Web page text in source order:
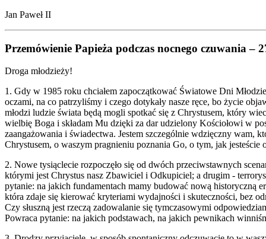
Jan Paweł II
Przemówienie Papieża podczas nocnego czuwania –
Droga młodzieży!
1. Gdy w 1985 roku chciałem zapoczątkować Światowe Dni
oczami, na co patrzyliśmy i czego dotykały nasze ręce, bo życie
młodzi ludzie świata będą mogli spotkać się z Chrystusem, który
wielbię Boga i składam Mu dzięki za dar udzielony Kościołowi w
zaangażowania i świadectwa. Jestem szczególnie wdzięczny wam,
Chrystusem, o waszym pragnieniu poznania Go, o tym, jak
2. Nowe tysiąclecie rozpoczęło się od dwóch przeciwstawnych
którymi jest Chrystus nasz Zbawiciel i Odkupiciel; a drugim -
pytanie: na jakich fundamentach mamy budować nową historyczną
która zdaje się kierować kryteriami wydajności i skuteczności, bez
Czy słuszną jest rzeczą zadowalanie się tymczasowymi
Powraca pytanie: na jakich podstawach, na jakich pewnikach